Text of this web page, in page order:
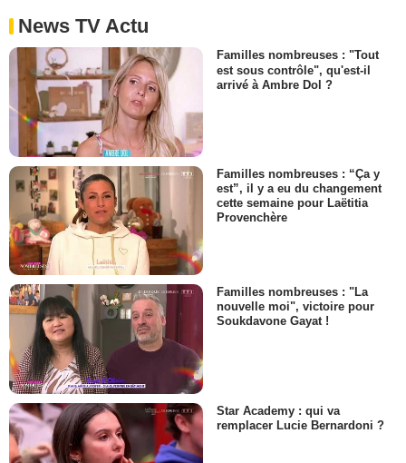
News TV Actu
Familles nombreuses : "Tout
est sous contrôle", qu'est-il
arrivé à Ambre Dol ?
Familles nombreuses : “Ça y
est”, il y a eu du changement
cette semaine pour Laëtitia
Provenchère
Familles nombreuses : "La
nouvelle moi", victoire pour
Soukdavone Gayat !
Star Academy : qui va
remplacer Lucie Bernardoni ?